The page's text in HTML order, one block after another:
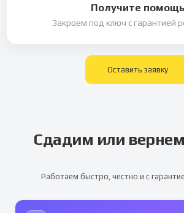
Получите помощь
Закроем под ключ с гарантией
Оставить заявку
Сдадим или
Работаем быстро, честно и с